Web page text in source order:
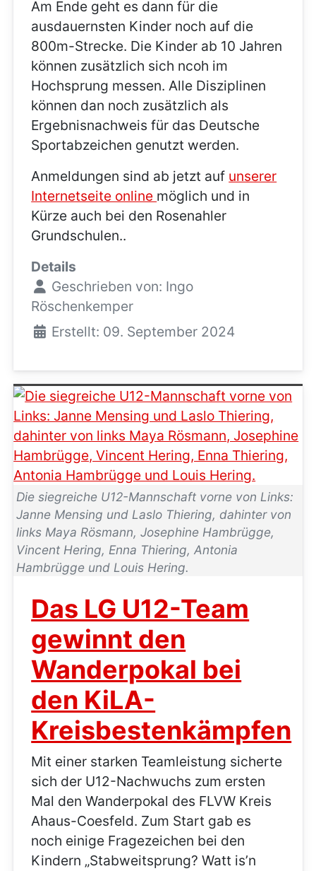
Am Ende geht es dann für die
ausdauernsten Kinder noch auf die
800m-Strecke. Die Kinder ab 10 Jahren
können zusätzlich sich ncoh im
Hochsprung messen. Alle Disziplinen
können dan noch zusätzlich als
Ergebnisnachweis für das Deutsche
Sportabzeichen genutzt werden.
Anmeldungen sind ab jetzt auf unserer
Internetseite online möglich und in
Kürze auch bei den Rosenahler
Grundschulen..
Details
Geschrieben von: Ingo
Röschenkemper
Erstellt: 09. September 2024
Die siegreiche U12-Mannschaft vorne von Links:
Janne Mensing und Laslo Thiering, dahinter von
links Maya Rösmann, Josephine Hambrügge,
Vincent Hering, Enna Thiering, Antonia
Hambrügge und Louis Hering.
Das LG U12-Team
gewinnt den
Wanderpokal bei
den KiLA-
Kreisbestenkämpfen
Mit einer starken Teamleistung sicherte
sich der U12-Nachwuchs zum ersten
Mal den Wanderpokal des FLVW Kreis
Ahaus-Coesfeld. Zum Start gab es
noch einige Fragezeichen bei den
Kindern „Stabweitsprung? Watt is’n